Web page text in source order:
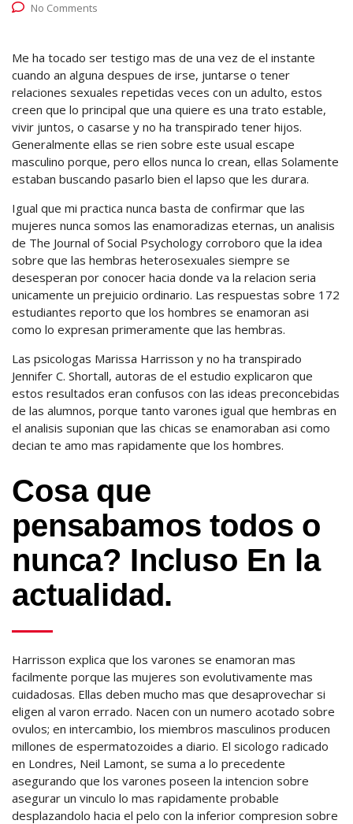
No Comments
Me ha tocado ser testigo mas de una vez de el instante
cuando an alguna despues de irse, juntarse o tener
relaciones sexuales repetidas veces con un adulto, estos
creen que lo principal que una quiere es una trato estable,
vivir juntos, o casarse y no ha transpirado tener hijos.
Generalmente ellas se rien sobre este usual escape
masculino porque, pero ellos nunca lo crean, ellas Solamente
estaban buscando pasarlo bien el lapso que les durara.
Igual que mi practica nunca basta de confirmar que las
mujeres nunca somos las enamoradizas eternas, un analisis
de The Journal of Social Psychology corroboro que la idea
sobre que las hembras heterosexuales siempre se
desesperan por conocer hacia donde va la relacion seria
unicamente un prejuicio ordinario. Las respuestas sobre 172
estudiantes reporto que los hombres se enamoran asi
como lo expresan primeramente que las hembras.
Las psicologas Marissa Harrisson y no ha transpirado
Jennifer C. Shortall, autoras de el estudio explicaron que
estos resultados eran confusos con las ideas preconcebidas
de las alumnos, porque tanto varones igual que hembras en
el analisis suponian que las chicas se enamoraban asi como
decian te amo mas rapidamente que los hombres.
Cosa que
pensabamos todos o
nunca? Incluso En la
actualidad.
Harrisson explica que los varones se enamoran mas
facilmente porque las mujeres son evolutivamente mas
cuidadosas. Ellas deben mucho mas que desaprovechar si
eligen al varon errado. Nacen con un numero acotado sobre
ovulos; en intercambio, los miembros masculinos producen
millones de espermatozoides a diario. El sicologo radicado
en Londres, Neil Lamont, se suma a lo precedente
asegurando que los varones poseen la intencion sobre
asegurar un vinculo lo mas rapidamente probable
desplazandolo hacia el pelo con la inferior compresion sobre